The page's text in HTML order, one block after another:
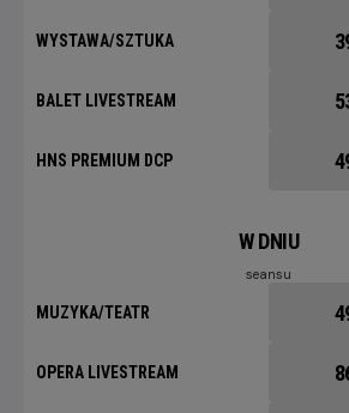
WYSTAWA/SZTUKA
BALET LIVESTREAM
HNS PREMIUM DCP
W DNIU
seansu
MUZYKA/TEATR
OPERA LIVESTREAM